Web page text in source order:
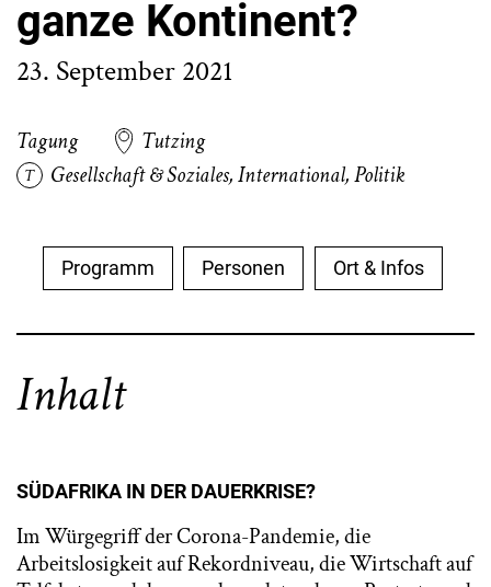
ganze Kontinent?
23. September 2021
Tagung
Tutzing
Gesellschaft & Soziales,International,Politik
Programm Personen Ort & Infos
Inhalt
SÜDAFRIKA IN DER DAUERKRISE?
Im Würgegriff der Corona-Pandemie, die
Arbeitslosigkeit auf Rekordniveau, die Wirtschaft auf